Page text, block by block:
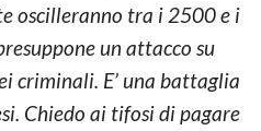
oscilleranno tra i 2500 e i
un attacco su
criminali. E’ una battaglia
Chiedo ai tifosi di pagare